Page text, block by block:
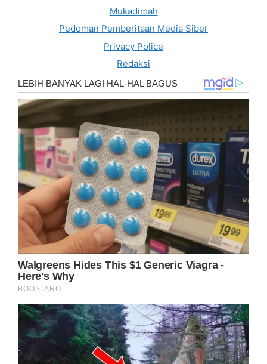
Mukadimah
Pedoman Pemberitaan Media Siber
Privacy Police
Redaksi